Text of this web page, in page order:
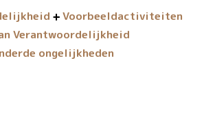
Voorbeeld­activiteiten
Verantwoordelijkheid
ongelijkheden